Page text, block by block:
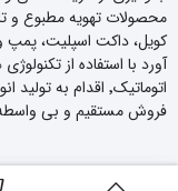
محصولات تهویه مطبوع و
کویل، داکت اسپلیت،
آورد با استفاده از
اتوماتیک٬ اقدام
فروش مستقیم و بی